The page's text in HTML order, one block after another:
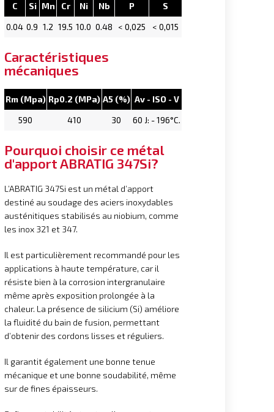
C Si Mn Cr Ni Nb P
S
0.04 0.9 1.2 19.5 10.0 0.48 < 0,025 < 0,015
Caractéristiques
mécaniques
Rm (Mpa) Rp0.2 (MPa) A5 (%) Av - ISO - V
590
410 30 60 J: - 196°C.
Pourquoi choisir ce métal
d'apport ABRATIG 347Si?
L’ABRATIG 347Si est un métal d’apport
destiné au soudage des aciers inoxydables
austénitiques stabilisés au niobium, comme
les inox 321 et 347.
Il est particulièrement recommandé pour les
applications à haute température, car il
résiste bien à la corrosion intergranulaire
même après exposition prolongée à la
chaleur. La présence de silicium (Si) améliore
la fluidité du bain de fusion, permettant
d’obtenir des cordons lisses et réguliers.
Il garantit également une bonne tenue
mécanique et une bonne soudabilité, même
sur de fines épaisseurs.